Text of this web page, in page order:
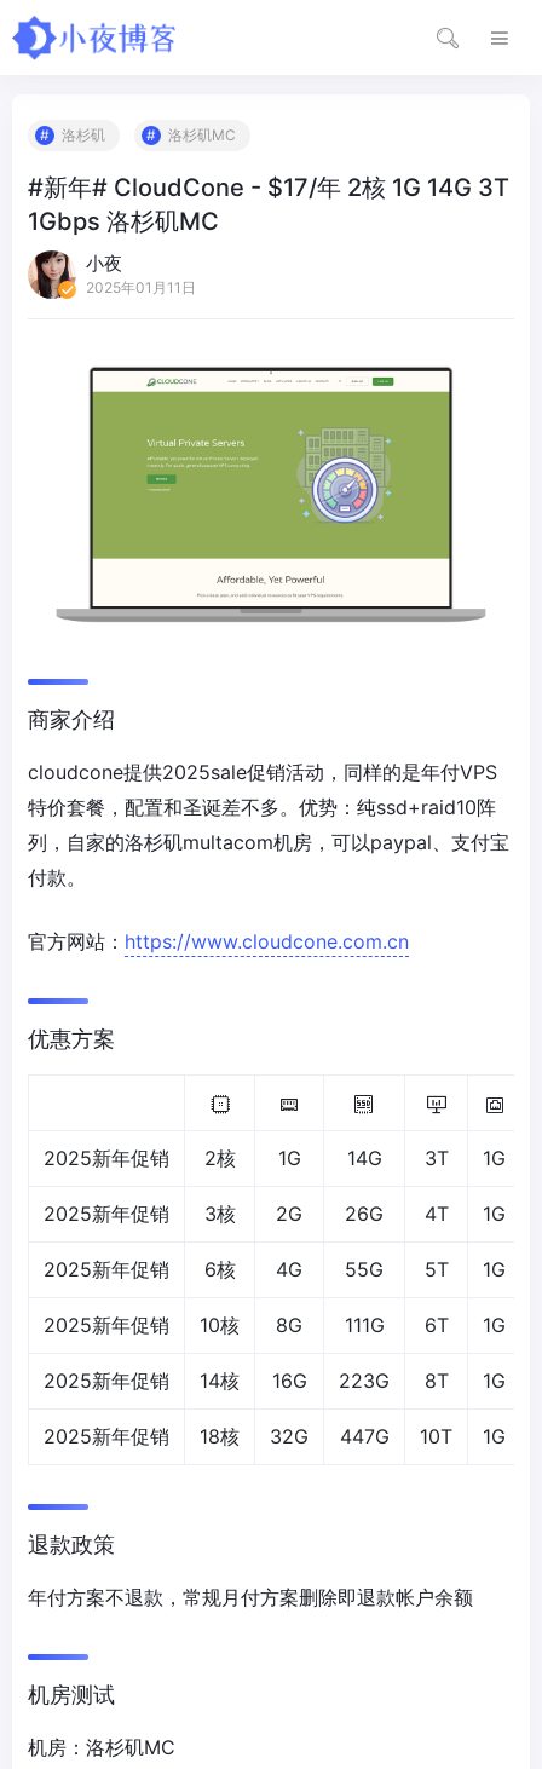
洛杉矶 洛杉矶MC
#新年# CloudCone - $17/年 2核 1G 14G 3T
1Gbps 洛杉矶MC
小夜
2025年01月11日
商家介绍
cloudcone提供2025sale促销活动，同样的是年付VPS
特价套餐，配置和圣诞差不多。优势：纯ssd+raid10阵
列，自家的洛杉矶multacom机房，可以paypal、支付宝
付款。
官方网站： https://www.cloudcone.com.cn
优惠方案
2025新年促销 2核 1G 14G 3T 1G
2025新年促销 3核 2G 26G 4T 1G
2025新年促销 6核 4G 55G 5T 1G
2025新年促销 10核 8G 111G 6T 1G
2025新年促销 14核 16G 223G 8T 1G
2025新年促销 18核 32G 447G 10T 1G
退款政策
年付方案不退款，常规月付方案删除即退款帐户余额
机房测试
机房：洛杉矶MC